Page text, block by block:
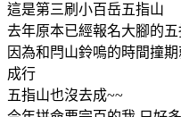
這是第三刷小百岳五指山
去年原本已經報名大腳的
因為和閂山鈴嗚的時間撞
成行
五指山也沒去成~~